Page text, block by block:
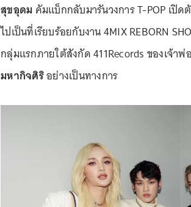
สุขอุดม คัมแบ็กกลับมารันวงการ T-POP เปิ
ไปเป็นที่เรียบร้อยกับงาน 4MIX REBORN
กลุ่มแรกภายใต้สังกัด 411Records ของเจ้าพ่
มหากิจศิริอย่างเป็นทางการ